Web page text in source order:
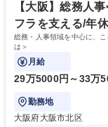
大 専修学校 高校 語学
【大阪】総務人
フラを支える/年
総務・人事領域を中心に、
は＞
月給
29万5000円～33万
勤務地
大阪府大阪市北区